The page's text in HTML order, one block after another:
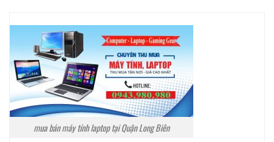
mua bán máy tính laptop tại Quận Long Biên